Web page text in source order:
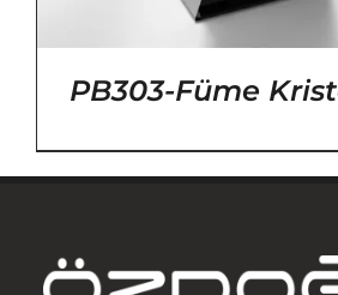
PB303-Füme